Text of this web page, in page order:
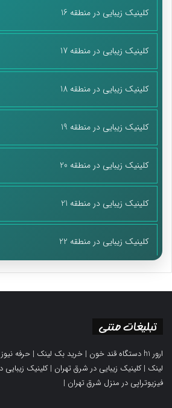
کلینیک زیبایی در منطقه 16
کلینیک زیبایی در منطقه 17
کلینیک زیبایی در منطقه 18
کلینیک زیبایی در منطقه 19
کلینیک زیبایی در منطقه 20
کلینیک زیبایی در منطقه 21
کلینیک زیبایی در منطقه 22
تبلیغات متنی
ارور h1 دستگاه قند خون | خرید بک لینک | حرفه نیوز
لینک |کلینیک زیبایی در شرق تهران |کلینیک
فیزیوتراپی در منزل شرق تهران |